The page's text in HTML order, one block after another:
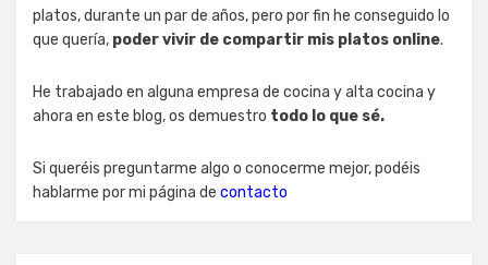
platos, durante un par de años, pero por fin he conseguido lo
que quería, poder vivir de compartir mis platos online.
He trabajado en alguna empresa de cocina y alta cocina y
ahora en este blog, os demuestro todo lo que sé.
Si queréis preguntarme algo o conocerme mejor, podéis
hablarme por mi página de contacto